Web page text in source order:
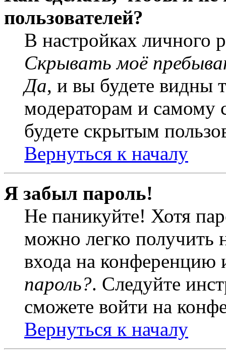
пользователей?
В настройках личного
Скрывать моё
Да, и вы будете видны
модераторам и самому
будете скрытым
Вернуться к началу
Я забыл пароль!
Не паникуйте! Хотя
можно легко получить
входа на
пароль?. Следуйте
сможете войти на
Вернуться к началу